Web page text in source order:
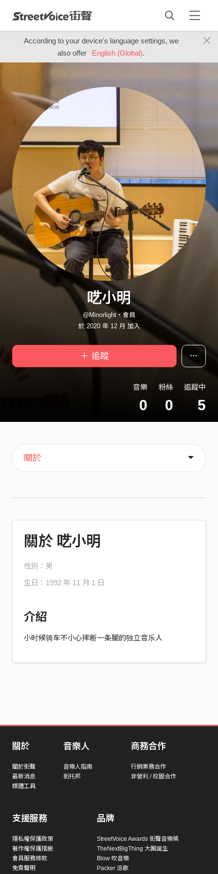
According to your device's language settings, we
also offer
English (Global).
呓小明
@Minorlight・會員
於 2020 年 12 月 加入
＋ 追蹤
音樂
0
粉絲
0
追蹤中
5
主頁
喜歡
關於
關於 呓小明
性別：男
生日：1992 年 11 月 1 日
介紹
小时候骑车不小心摔断一条腿的独立音乐人
關於
關於街聲
最新消息
媒體工具
音樂人
音樂人指南
街托邦
商務合作
行銷業務合作
非營利 / 校園合作
支援服務
隱私權保護政策
著作權保護措施
會員服務條款
免責聲明
品牌
StreetVoice Awards 街聲音樂獎
TheNextBigThing 大團誕生
Blow 吹音樂
Packer 派歌